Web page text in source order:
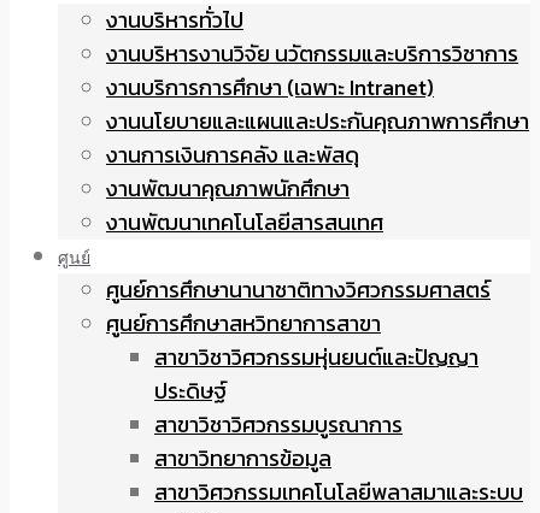
งานบริหารทั่วไป
งานบริหารงานวิจัย นวัตกรรมและบริการวิชาการ
งานบริการการศึกษา (เฉพาะ Intranet)
งานนโยบายและแผนและประกันคุณภาพการศึกษา
งานการเงินการคลัง และพัสดุ
งานพัฒนาคุณภาพนักศึกษา
งานพัฒนาเทคโนโลยีสารสนเทศ
ศูนย์
ศูนย์การศึกษานานาชาติทางวิศวกรรมศาสตร์
ศูนย์การศึกษาสหวิทยาการสาขา
สาขาวิชาวิศวกรรมหุ่นยนต์และปัญญา
ประดิษฐ์
สาขาวิชาวิศวกรรมบูรณาการ
สาขาวิทยาการข้อมูล
สาขาวิศวกรรมเทคโนโลยีพลาสมาและระบบ